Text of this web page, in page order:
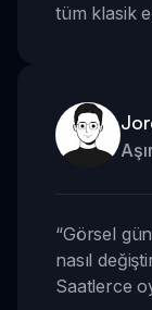
tüm klasik
“Görsel
nasıl
Saatlerce